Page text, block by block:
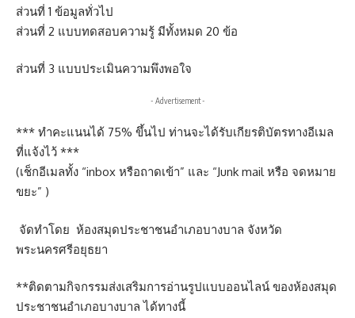
ส่วนที่ 1 ข้อมูลทั่วไป
ส่วนที่ 2 แบบทดสอบความรู้ มีทั้งหมด 20 ข้อ
ส่วนที่ 3 แบบประเมินความพึงพอใจ
- Advertisement -
*** ทำคะแนนได้ 75% ขึ้นไป ท่านจะได้รับเกียรติบัตรทางอีเมล
ที่แจ้งไว้ ***
(เช็กอีเมลทั้ง “inbox หรือถาดเข้า” และ “Junk mail หรือ จดหมาย
ขยะ” )
จัดทำโดย ห้องสมุดประชาชนอำเภอบางบาล จังหวัด
พระนครศรีอยุธยา
**ติดตามกิจกรรมส่งเสริมการอ่านรูปแบบออนไลน์ ของห้องสมุด
ประชาชนอำเภอบางบาล ได้ทางนี้